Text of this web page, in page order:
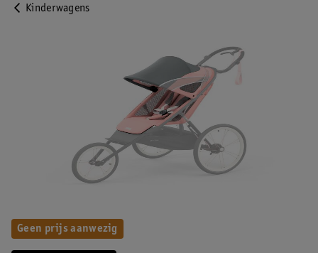
Kinderwagens
Geen prijs aanwezig